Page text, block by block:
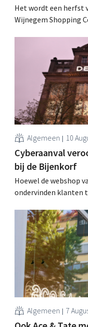
Het wordt een herfst
Wijnegem Shopping
nieuwkomers,
schoonheidsmerken
Algemeen 10
Cyberaanval
bij de Bijenkorf
Hoewel de webshop
ondervinden klanten
bestelt, ontvangt de
Algemeen 7